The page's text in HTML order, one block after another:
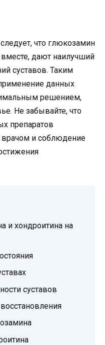
что глюкозамин
дают наилучший
суставов. Таким
данных
решением,
Не забывайте, что
препаратов
врачом и соблюдение
и хондроитина на
суставов